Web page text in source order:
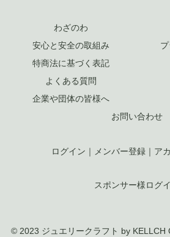
わざのわ
安心と安全の取組み
特商法に基づく表記
よくある質問
企業や団体の皆様へ
お問い合わせ
ログイン ｜ メンバー登録 ｜ ア
スポンサー様ログ
© 2023 ジュエリークラフト by KELLCH